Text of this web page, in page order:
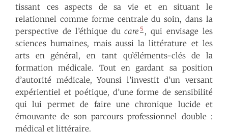
tissant ces aspects de sa vie et en situant le
relationnel comme forme centrale du soin, dans la
perspective de l’éthique ducare 5 , qui envisage les
sciences humaines, mais aussi la littérature et les
arts en général, en tant qu’éléments-clés de la
formation médicale. Tout en gardant sa position
d’autorité médicale, Younsi l’investit d’un versant
expérientiel et poétique, d’une forme de sensibilité
qui lui permet de faire une chronique lucide et
émouvante de son parcours professionnel double :
médical et littéraire.